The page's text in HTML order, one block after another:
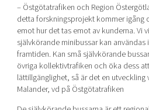
– Östgötatrafiken och Region
detta forskningsprojekt kommer igång
emot hur det tas emot av kunderna. Vi
självkörande minibussar kan användas
framtiden. Kan små självkörande
övriga kollektivtrafiken och öka dess
lättillgänglighet, så är det en utveckling
Malander, vd på Östgötatrafiken